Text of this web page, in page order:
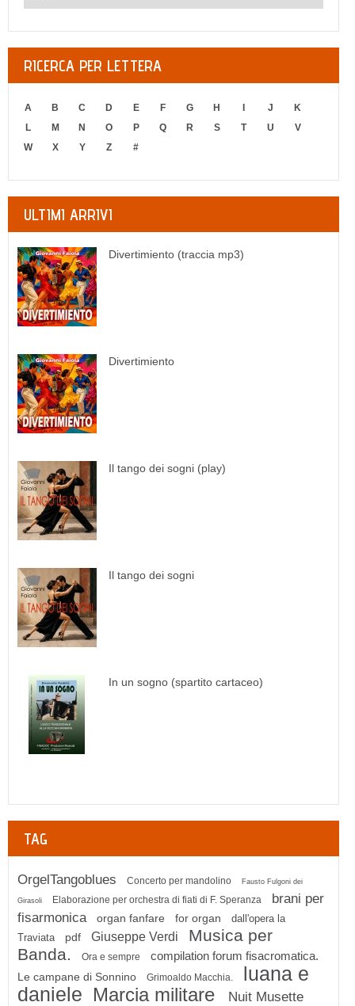
RICERCA PER LETTERA
A B C D E F G H J
K
L
M N O P Q R S T U
V
W
X Y Z #
ULTIMI ARRIVI
Divertimiento (traccia mp3)
Divertimiento
Il tango dei sogni (play)
Il tango dei sogni
In un sogno (spartito cartaceo)
TAG
OrgelTangoblues Concerto per mandolino Fausto Fulgoni dei
Girasoli Elaborazione per orchestra di fiati di F. Speranza
brani per
fisarmonica
organ fanfare for organ
dall'opera la
Traviata
pdf Giuseppe Verdi
Musica per
Banda.
Ora e sempre compilation forum fisacromatica.
Le campane di Sonnino Grimoaldo Macchia.
luana e
daniele Marcia militare Nuit Musette